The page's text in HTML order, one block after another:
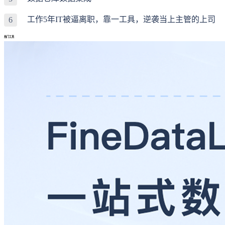
6 工作5年IT被逼离职，靠一工具，逆袭当上主管的上司
热门工具